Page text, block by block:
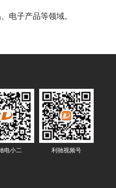
电子产品等领域。
电小二 利驰视频号